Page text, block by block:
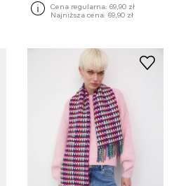
Cena regularna: 69,90 zł
Najniższa cena: 69,90 zł